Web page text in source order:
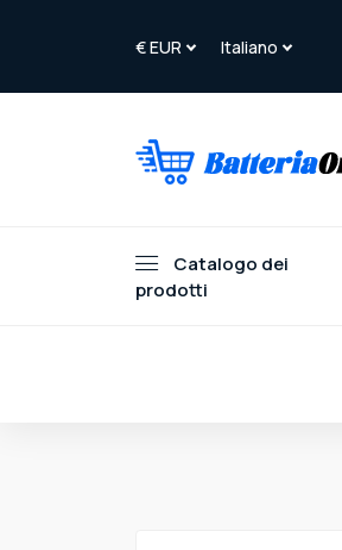
Catalogo dei
prodotti